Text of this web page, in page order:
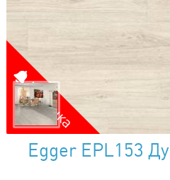
Новинка
Egger EPL153